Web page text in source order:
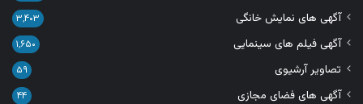
آگهی های نمایش خانگی ۳,۴۰۳
آگهی فیلم های سینمایی ۱,۶۵۰
تصاویر آرشیوی ۵۹
آگهی های فضای مجازی ۴۴